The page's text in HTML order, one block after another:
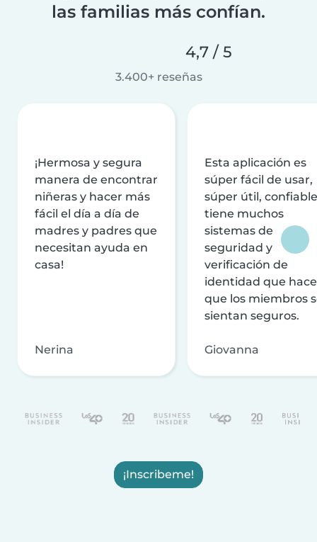
las familias más confían.
4,7 / 5
3.400+ reseñas
¡Hermosa y segura
manera de encontrar
niñeras y hacer más
fácil el día a día de
madres y padres que
necesitan ayuda en
casa!
Nerina
Esta aplicación es
súper fácil de usar,
súper útil,
tiene muchos
sistemas de
seguridad y
verificación de
identidad que
que los miembros
sientan seguros.
Giovanna
¡Inscribeme!